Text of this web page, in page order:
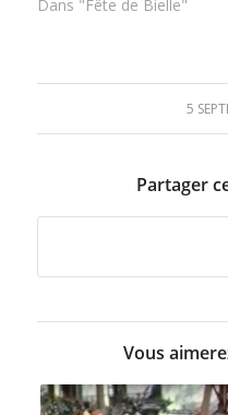
Dans "Fête de Bielle"
5
Partager
Vous